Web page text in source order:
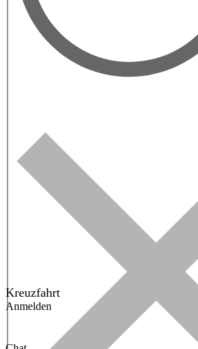
Kreuzfahrt
Anmelden